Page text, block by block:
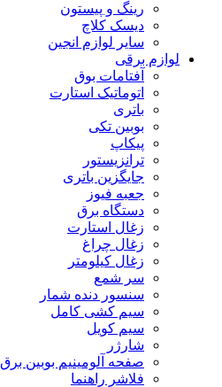
رینگ و پیستون
دیسک کلاچ
سایر لوازم انجین
لوازم برقی
آفتامات بوق
اتوماتیک استارت
باتری
بوبین تکی
پیکاپ
ترانزیستور
جایگزین باتری
جعبه فیوز
دستگاه برق
زغال استارت
زغال چراغ
زغال کیلومتر
سر شمع
سنسور دنده شمار
سیم کشی کامل
سیم کویل
شارژر
صفحه آلومینیم بوبین برق
فلاشر راهنما